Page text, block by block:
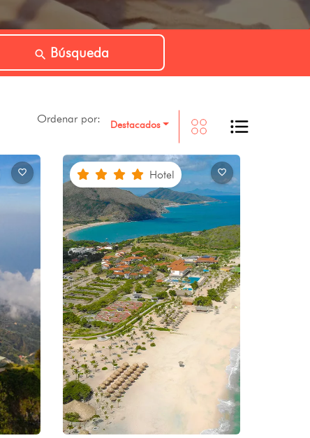
Búsqueda
Ordenar por: Destacados
Hotel